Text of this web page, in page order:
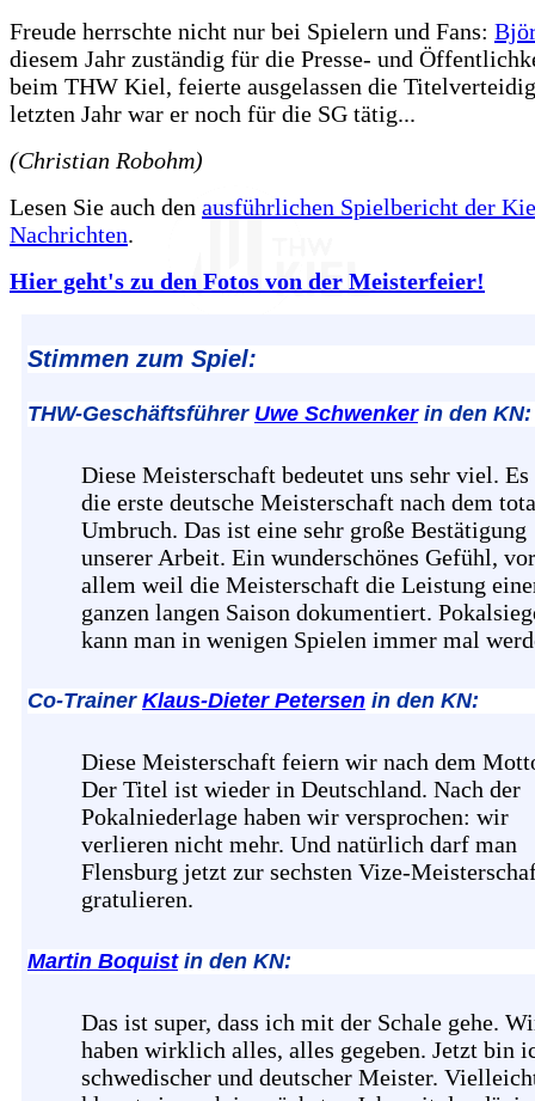
Freude herrschte nicht nur bei Spielern und Fans:
diesem Jahr zuständig für die Presse- und
beim THW Kiel, feierte ausgelassen die
letzten Jahr war er noch für die SG tätig...
(Christian Robohm)
Lesen Sie auch den ausführlichen Spielbericht der
Nachrichten.
Hier geht's zu den Fotos von der Meisterfeier!
Stimmen zum Spiel:
THW-Geschäftsführer Uwe Schwenkerin den KN:
Diese Meisterschaft bedeutet uns sehr viel.
die erste deutsche Meisterschaft nach dem
Umbruch. Das ist eine sehr große Bestätigung
unserer Arbeit. Ein wunderschönes Gefühl, vor
allem weil die Meisterschaft die Leistung
ganzen langen Saison dokumentiert.
kann man in wenigen Spielen immer mal
Co-Trainer Klaus-Dieter Petersen in den KN:
Diese Meisterschaft feiern wir nach dem
Der Titel ist wieder in Deutschland. Nach der
Pokalniederlage haben wir versprochen: wir
verlieren nicht mehr. Und natürlich darf man
Flensburg jetzt zur sechsten Vize-
gratulieren.
Martin Boquistin den KN:
Das ist super, dass ich mit der Schale gehe.
haben wirklich alles, alles gegeben. Jetzt bin
schwedischer und deutscher Meister.